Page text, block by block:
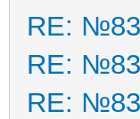
RE: №83
RE: №83
RE: №83